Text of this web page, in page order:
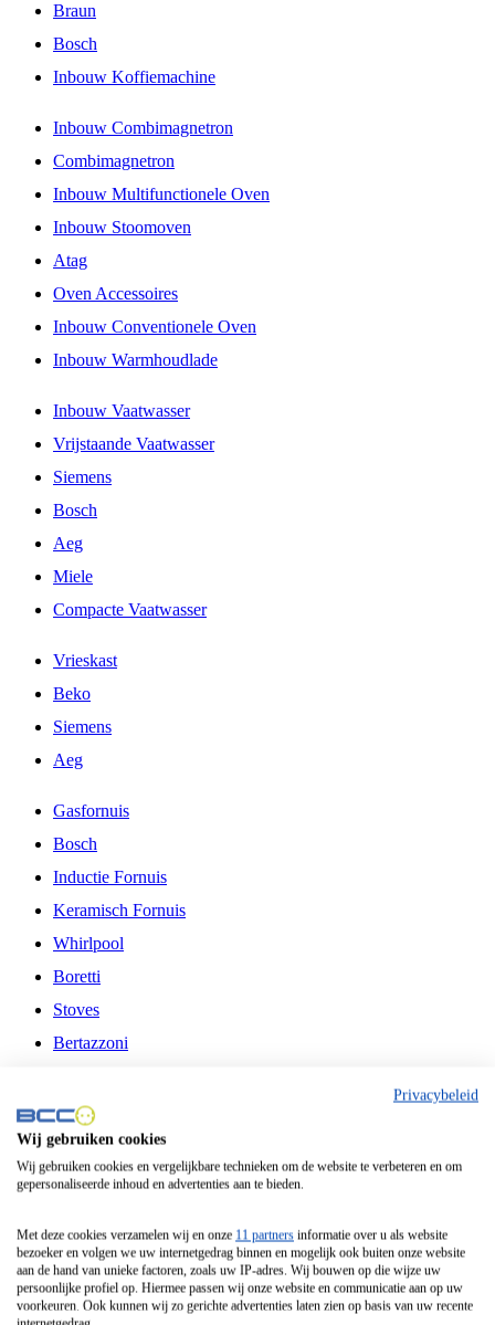
Braun
Bosch
Inbouw Koffiemachine
Inbouw Combimagnetron
Combimagnetron
Inbouw Multifunctionele Oven
Inbouw Stoomoven
Atag
Oven Accessoires
Inbouw Conventionele Oven
Inbouw Warmhoudlade
Inbouw Vaatwasser
Vrijstaande Vaatwasser
Siemens
Bosch
Aeg
Miele
Compacte Vaatwasser
Vrieskast
Beko
Siemens
Aeg
Gasfornuis
Bosch
Inductie Fornuis
Keramisch Fornuis
Whirlpool
Boretti
Stoves
Bertazzoni
Fitelli
Airfryer
Frituurpan
Contactgrill
Broodbakmachine
Broodrooster
Privacybeleid
Wij gebruiken cookies
Wij gebruiken cookies en vergelijkbare technieken om de website te verbeteren en om
gepersonaliseerde inhoud en advertenties aan te bieden.
Met deze cookies verzamelen wij en onze 11 partners informatie over u als website
bezoeker en volgen we uw internetgedrag binnen en mogelijk ook buiten onze website
aan de hand van unieke factoren, zoals uw IP-adres. Wij bouwen op die wijze uw
persoonlijke profiel op. Hiermee passen wij onze website en communicatie aan op uw
voorkeuren. Ook kunnen wij zo gerichte advertenties laten zien op basis van uw recente